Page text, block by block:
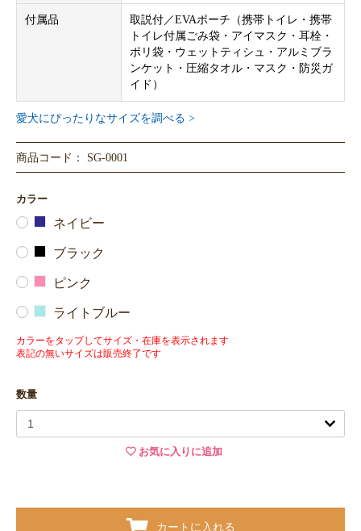
付属品
取説付／EVAポーチ（携帯トイレ・携帯
トイレ付属ごみ袋・アイマスク・耳栓・
ポリ袋・ウェットティシュ・アルミブラ
ンケット・圧縮タオル・マスク・防災ガ
イド）
愛犬にぴったりなサイズを調べる >
商品コード： SG-0001
カラー
ネイビー
ブラック
ピンク
ライトブルー
カラーをタップしてサイズ・在庫を表示されます
表記の無いサイズは販売終了です
数量
お気に入りに追加
カートに入れる